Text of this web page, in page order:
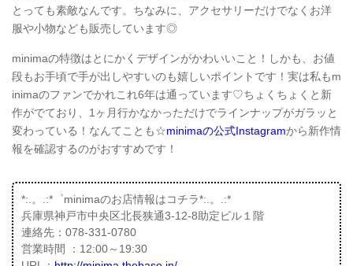
とっても素敵なんです。ちなみに、アクセサリーだけでなくお洋
服や小物なども販売しています◎
minimaの特徴はとにかくデザインがかわいいこと！しかも、お値
段もお手頃で手が出しやすいのも嬉しいポイントです！実は私もm
inimaのファンでかれこれ6年は通っています♡ちょくちょくと新
作がでており、1ヶ月行かなかっただけでラインナップがガラッと
変わっている！なんてことも☆minimaの公式Instagramから新作情
報を確認するのがおすすめです！
*:.。.:*゜minimaのお店情報はコチラ*:.。.:*
兵庫県神戸市中央区北長狭通3-12-8助定ビル１階
連絡先：078-331-0780
営業時間 ：12:00～19:30